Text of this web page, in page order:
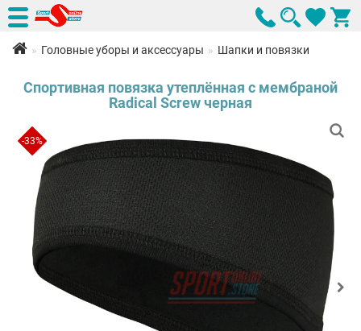
Головные уборы и аксессуары Шапки и повязки
Спортивная повязка утеплённая с мембраной
Radical Screw черная
-33%